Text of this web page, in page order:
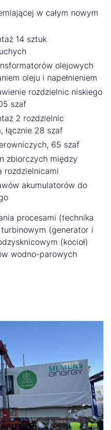
w całym nowym
14 sztuk
olejowych
oleju i napełnieniem
rozdzielnic niskiego
szaf
2 rozdzielnic
łącznie 28 szaf
65 szaf
zbiorczych między
rozdzielnicami
akumulatorów do
procesami (technika
(generator i
(kocioł)
wodno-parowych